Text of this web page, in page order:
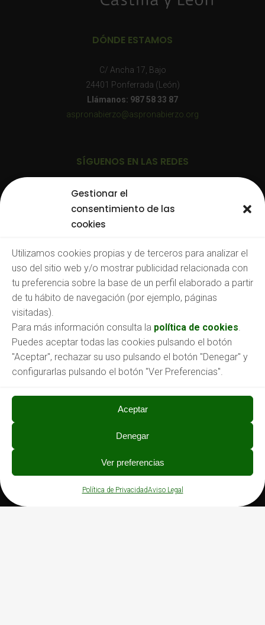
Gestionar el
consentimiento de las
cookies
Utilizamos cookies propias y de terceros para analizar el
uso del sitio web y/o mostrar publicidad relacionada con
tu preferencia sobre la base de un perfil elaborado a partir
de tu hábito de navegación (por ejemplo, páginas
visitadas).
Para más información consulta la política de cookies.
Puedes aceptar todas las cookies pulsando el botón
"Aceptar", rechazar su uso pulsando el botón "Denegar" y
configurarlas pulsando el botón "Ver Preferencias".
Aceptar
Denegar
Ver preferencias
Política de PrivacidadAviso Legal
DÓNDE ESTAMOS
C/ Ancha 17, Bajo
24401 Ponferrada (León)
Llámanos: 987 58 33 87
aspronabierzo@aspronabierzo.org
SÍGUENOS EN LAS REDES
Consulta nuestras:
Ofertas de empleo
O envíanos tu CV a:empleo@aspronabierzo.org